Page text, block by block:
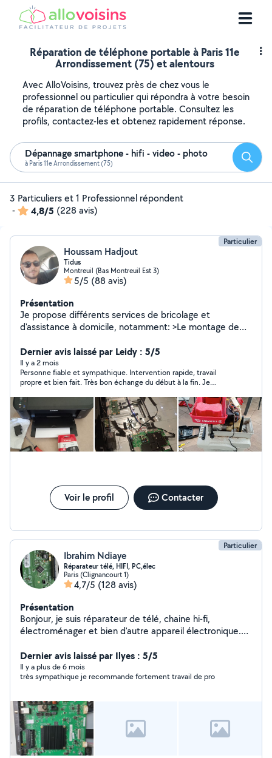
Réparation de téléphone portable à Paris 11e
Arrondissement (75) et alentours
Avec AlloVoisins, trouvez près de chez vous le
professionnel ou particulier qui répondra à votre besoin
de réparation de téléphone portable. Consultez les
profils, contactez-les et obtenez rapidement réponse.
Dépannage smartphone - hifi - video - photo
à Paris 11e Arrondissement (75)
3 Particuliers et 1 Professionnel répondent
-
4,8/5 (228 avis)
Particulier
Houssam Hadjout
Tidus
Montreuil (Bas Montreuil Est 3)
5/5 (88 avis)
Présentation
Je propose différents services de bricolage et
d'assistance à domicile, notamment: >Le montage de
réparation d'objets ou de petits équipements >Les
petites installations et ajustements à la maison,
>Fixations murales, cadres, tringles, supports TV, fixation
d'étagères, remplacement de poignées, Ainsi que divers
travaux de bricolage >Petits réglages,
démontage/remontage, aide à l'aménagement,
>Peinture, etc. ***Je travaille avec sérieux, soin et
efficacité, en veillant toujours à laisser un travail propre
et bien réalisé. Mon objectif est de trouver des
Dernier avis laissé par Leidy : 5/5
Il y a 2 mois
Personne fiable et sympathique. Intervention rapide, travail
propre et bien fait. Très bon échange du début à la fin. Je
Voir le profil Contacter
Particulier
Ibrahim Ndiaye
Réparateur télé, HIFI, PC,élec
Paris (Clignancourt 1)
4,7/5 (128 avis)
Présentation
Bonjour, je suis réparateur de télé, chaine hi-fi,
électroménager et bien d'autre appareil électronique.
distance avant que je passe vous dépanner. Merci et à
bientôt.
Dernier avis laissé par Ilyes : 5/5
Il y a plus de 6 mois
très sympathique je recommande fortement travail de pro